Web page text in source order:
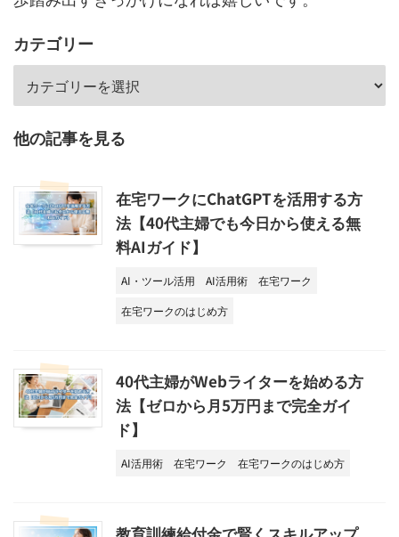
カテゴリー
他の記事を見る
在宅ワークにChatGPTを活用する方
法【40代主婦でも今日から使える無
料AIガイド】
AI・ツール活用 AI活用術
在宅ワーク
在宅ワークのはじめ方
40代主婦がWebライターを始める方
法【ゼロから月5万円まで完全ガイ
ド】
AI活用術 在宅ワーク 在宅ワークのはじめ方